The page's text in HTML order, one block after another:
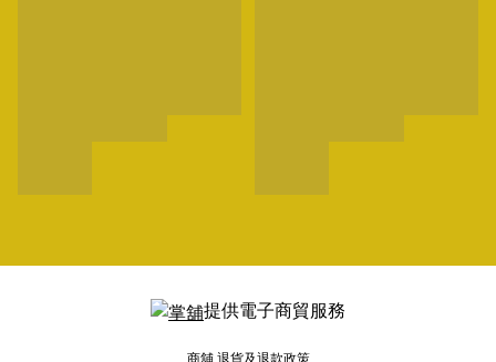
提供電子商貿服務